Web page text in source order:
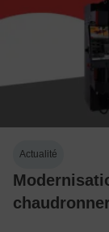
Actualité